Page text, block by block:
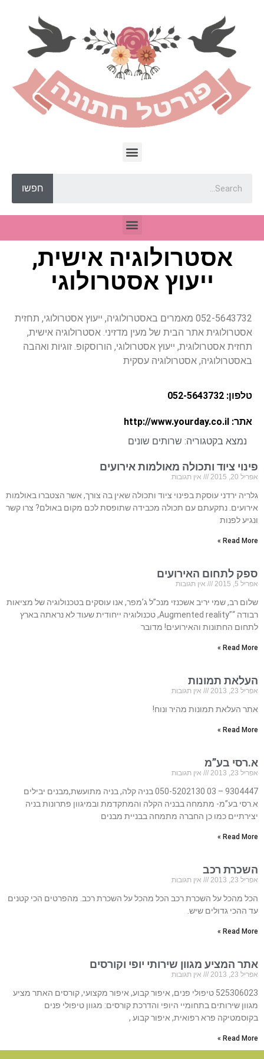
חפשו
אסטרולוגיה אישית,
ייעוץ אסטרולוגי
052-5643732 מאמרים באסטרולוגיה, ייעוץ אסטרולוגי, תחזית
אסטרולוגית אתר הבית של מעין מדזיני. אסטרולוגיה אישית,
תחזית אסטרולוגית, ייעוץ אסטרולוגי, הורוסקופ. זוגיות ואהבה
באסטרולוגיה, אסטרולוגיה עסקית
טלפון: 052-5643732
אתר: http://www.yourday.co.il
נמצא בקטגוריה: שרותים שונים
פינוי ציוד ותכולה מאולמות אירועים
אפריל 20, 2015 אין תגובות
גלריה ירדני עוסקת בפינוי ציוד ותכולה שאין בה צורך, אשר הצטברו באולמות
אירועים. נתקעתם עם תכולה מכבידה שתופסת לכם מקום באולם? צרו קשר
ונגיע לפנות
Read More »
ספק לתחום האירועים
אפריל 5, 2015 אין תגובות
שלום רב, שמי יריב אשכנזי מנכ”ל ג’מפר, אנו עוסקים בטכנולוגיה של מציאות
רבודה “”Augmented reality, טכנולוגיה ייחודית שעוד לא נראתה בארץ
לתחום החתונות והאירועים! מדובר
Read More »
העלאת תמונות
אפריל 23, 2013 אין תגובות
אתר העלאת תמונות מהיר ונוח!
Read More »
א.רסי בע”מ
אפריל 23, 2013 אין תגובות
9304447 – 03 050-5202130 בניה קלה, בניה מתועשת,מבנים יבילים
א.רסי בע”מ- מתמחה בבניה הקלה והמתקדמת ובמיגוון פתרונות בניה
יצירתיים כמו כן החברה מתמחה בבניית מבנים
Read More »
השכרת רכב
אפריל 23, 2013 אין תגובות
הכל מהכל על השכרת רכב הכל מהכל על השכרת רכב. מהפרטים הכי קטנים
עד ההכי גדולים שיש.
Read More »
אתר המציע מגוון שירותי יופי וקורסים
אפריל 23, 2013 אין תגובות
525306023 טיפולי פנים, איפור קבוע, איפור מקצועי, קורסים האתר מציע
מגוון שירותים בתחומיי היופי והדרכת קורסים: מגוון טיפולי פנים
בקוסמטיקה פרא רפואית, איפור קבוע ,
Read More »